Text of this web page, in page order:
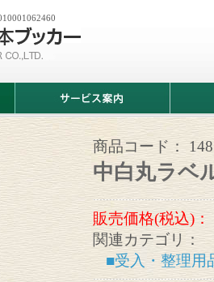
ビ
情
商品コード：
中白丸ラベ
販売価格(税込)：
関連カテゴリ：
■受入・整理用